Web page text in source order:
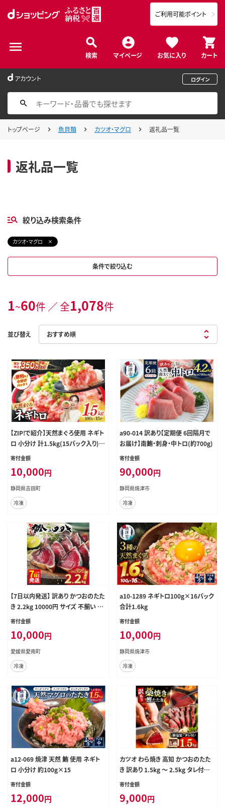
検索 マイページ お気に入り カート
ご利用可能ポイント
アカウント ログイン
トップページ 魚貝類 カツオ・マグロ 返礼品一覧
返礼品一覧
絞り込み検索条件
カツオ・マグロ
条件で絞り込む
1~60件 ／ 全1,078件
並び替え
【ZIP!で紹介】天然まぐろ使用 ネギト
ロ 小分け 計1.5kg(15パック入り)
[Umios オーシャン 静岡県 吉田町
ロ 鮪 まぐろたたき 粗挽き ねぎとろ
丼 ネギトロ丼 小分け パック セット
冷凍 一人暮らし 便利 簡単
寄付金額
10,000円
静岡県吉田町
冷凍
a90-014 訳あり【定期便 6回隔月で
お届け】南鮪・刺身・中トロ(約700g)
寄付金額
90,000円
静岡県焼津市
冷凍
【7日以内発送】 訳あり かつおのたた
き 2.2kg 10000円 サイズ 不揃い 規
格外 傷 小分け 真空 パック 新鮮 鮮
凍 大容量 ふるさと納税魚 ふるさと
納税人気 ふるさと納税カツオたたき
ふるさと納税 10000円 ふるさと納税
冷凍 刺し身 骨なし たたき カツオ わ
寄付金額
10,000円
愛媛県愛南町
冷凍
a10-1289 ネギトロ100g×16パック
合計1.6kg
寄付金額
10,000円
静岡県焼津市
冷凍
a12-069 焼津 天然 鮪 使用 ネギト
ロ 小分け 約100g×15
寄付金額
12,000円
カツオ わら焼き 高知 かつおのたた
き 訳あり 1.5kg ～ 2.5kg タレ付き
単品 定期便 かつお 鰹 かつおたたき
揃い 規格外 鰹 刺身 刺し身 さしみ
寄付金額
9,000円